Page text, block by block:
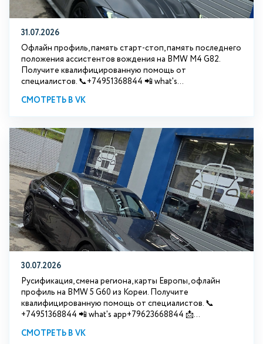
31.07.2026
Офлайн профиль, память старт-стоп, память последнего
положения ассистентов вождения на BMW М4 G82.
Получите квалифицированную помощь от
специалистов. 📞+74951368844 📲 what's...
СМОТРЕТЬ В VK
30.07.2026
Русификация, смена региона, карты Европы, офлайн
профиль на BMW 5 G60 из Кореи. Получите
квалифицированную помощь от специалистов. 📞
+74951368844 📲 what's app+79623668844 📩...
СМОТРЕТЬ В VK